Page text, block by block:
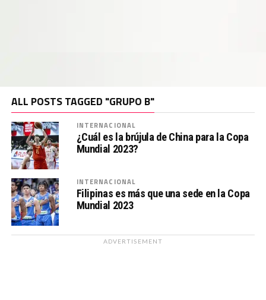
ALL POSTS TAGGED "GRUPO B"
INTERNACIONAL
¿Cuál es la brújula de China para la Copa
Mundial 2023?
INTERNACIONAL
Filipinas es más que una sede en la Copa
Mundial 2023
ADVERTISEMENT